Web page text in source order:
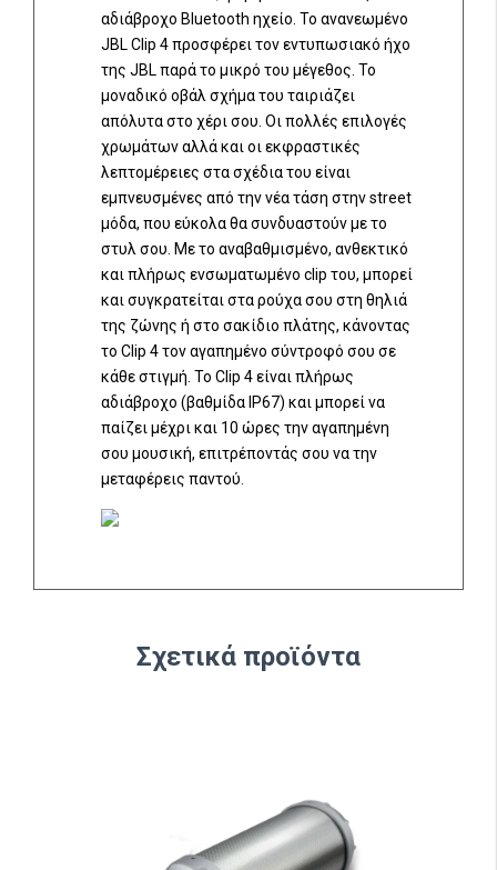
αδιάβροχο Bluetooth ηχείο. To ανανεωμένο
JBL Clip 4 προσφέρει τον εντυπωσιακό ήχο
της JBL παρά το μικρό του μέγεθος. Το
μοναδικό οβάλ σχήμα του ταιριάζει
απόλυτα στο χέρι σου. Οι πολλές επιλογές
χρωμάτων αλλά και οι εκφραστικές
λεπτομέρειες στα σχέδια του είναι
εμπνευσμένες από την νέα τάση στην street
μόδα, που εύκολα θα συνδυαστούν με το
στυλ σου. Με το αναβαθμισμένο, ανθεκτικό
και πλήρως ενσωματωμένο clip του, μπορεί
και συγκρατείται στα ρούχα σου στη θηλιά
της ζώνης ή στο σακίδιο πλάτης, κάνοντας
το Clip 4 τον αγαπημένο σύντροφό σου σε
κάθε στιγμή. Το Clip 4 είναι πλήρως
αδιάβροχο (βαθμίδα IP67) και μπορεί να
παίζει μέχρι και 10 ώρες την αγαπημένη
σου μουσική, επιτρέποντάς σου να την
μεταφέρεις παντού.
Σχετικά προϊόντα